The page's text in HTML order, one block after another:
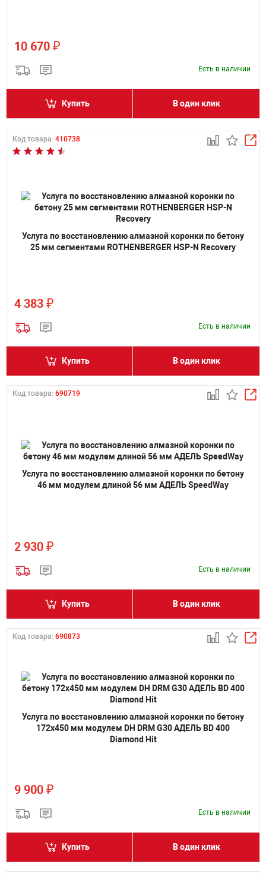
10 670 ₽
Есть в наличии
Купить В один клик
Код товара: 410738
Услуга по восстановлению алмазной коронки по бетону
25 мм сегментами ROTHENBERGER HSP-N Recovery
4 383 ₽
Есть в наличии
Купить В один клик
Код товара: 690719
Услуга по восстановлению алмазной коронки по бетону
46 мм модулем длиной 56 мм АДЕЛЬ SpeedWay
2 930 ₽
Есть в наличии
Купить В один клик
Код товара: 690873
Услуга по восстановлению алмазной коронки по бетону
172x450 мм модулем DH DRM G30 АДЕЛЬ BD 400
Diamond Hit
9 900 ₽
Есть в наличии
Купить В один клик